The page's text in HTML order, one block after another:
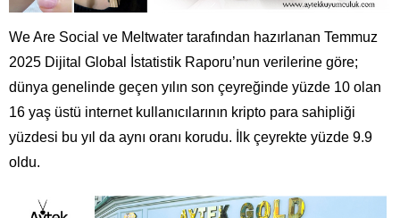
We Are Social ve Meltwater tarafından hazırlanan Temmuz
2025 Dijital Global İstatistik Raporu’nun verilerine göre;
dünya genelinde geçen yılın son çeyreğinde yüzde 10 olan
16 yaş üstü internet kullanıcılarının kripto para sahipliği
yüzdesi bu yıl da aynı oranı korudu. İlk çeyrekte yüzde 9.9
oldu.